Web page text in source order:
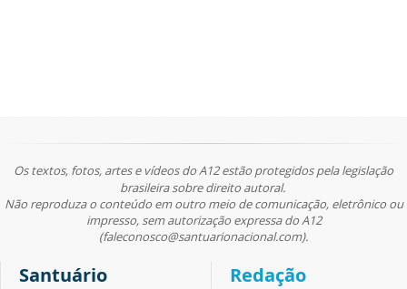
Os textos, fotos, artes e vídeos do A12 estão protegidos pela legislação
brasileira sobre direito autoral.
Não reproduza o conteúdo em outro meio de comunicação, eletrônico ou
impresso, sem autorização expressa do A12
(faleconosco@santuarionacional.com).
Santuário Redação